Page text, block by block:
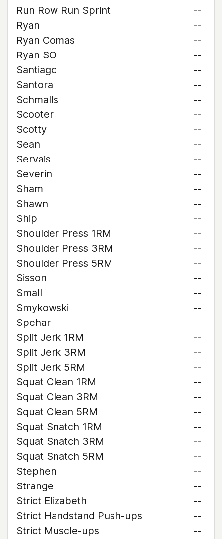
Run Row Run Sprint
--
Ryan
--
Ryan Comas
--
Ryan SO
--
Santiago
--
Santora
--
Schmalls
--
Scooter
--
Scotty
--
Sean
--
Servais
--
Severin
--
Sham
--
Shawn
--
Ship
--
Shoulder Press 1RM
--
Shoulder Press 3RM
--
Shoulder Press 5RM
--
Sisson
--
Small
--
Smykowski
--
Spehar
--
Split Jerk 1RM
--
Split Jerk 3RM
--
Split Jerk 5RM
--
Squat Clean 1RM
--
Squat Clean 3RM
--
Squat Clean 5RM
--
Squat Snatch 1RM
--
Squat Snatch 3RM
--
Squat Snatch 5RM
--
Stephen
--
Strange
--
Strict Elizabeth
--
Strict Handstand Push-ups
--
Strict Muscle-ups
--